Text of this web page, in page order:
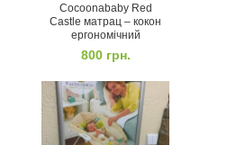
Cocoonababy Red
Castle матрац – кокон
ергономічний
800 грн.